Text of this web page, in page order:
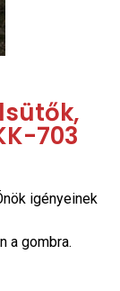
703
igényeinek
a gombra.